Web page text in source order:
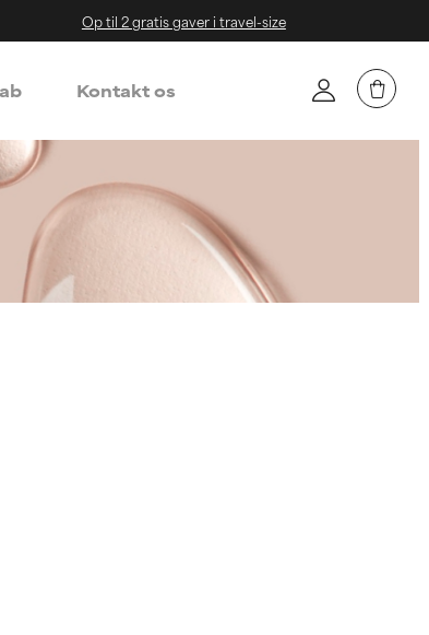
Op til 2 gratis gaver i travel-size
Kontakt os